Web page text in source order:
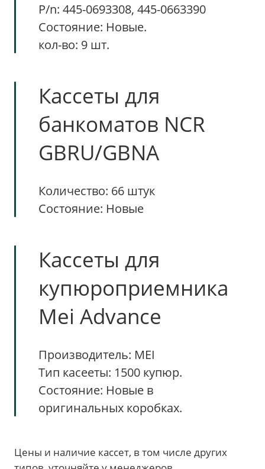
P/n: 445-0693308, 445-0663390
Состояние: Новые.
кол-во: 9 шт.
Кассеты для
банкоматов NCR
GBRU/GBNA
Количество: 66 штук
Состояние: Новые
Кассеты для
купюроприемника
Mei Advance
Производитель: MEI
Тип касееты: 1500 купюр.
Состояние: Новые в
оригинальных коробках.
Цены и наличие кассет, в том числе других